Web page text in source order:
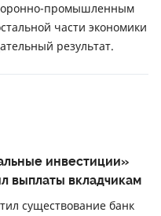
промышленным
части экономики
результат.
инвестиции»
выплаты вкладчикам
существование банк